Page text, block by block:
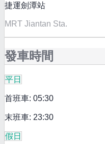
捷運劍潭站
MRT Jiantan Sta.
發車時間
平日
首班車: 05:30
末班車: 23:30
假日